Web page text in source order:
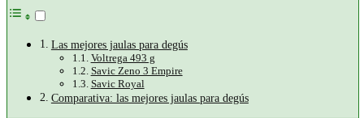
Las mejores jaulas para degús
Voltrega 493 g
Savic Zeno 3 Empire
Savic Royal
Comparativa: las mejores jaulas para degús